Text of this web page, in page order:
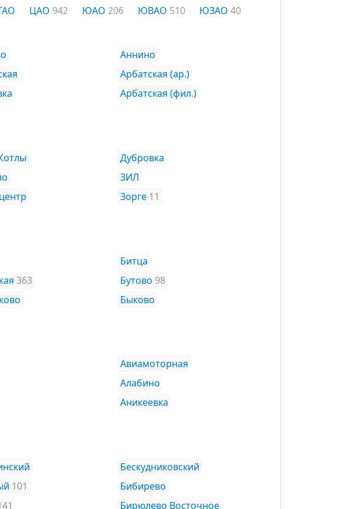
ЦАО 942 ЮАО 206 ЮВАО 510 ЮЗАО 40
Аннино
Арбатская (ар.)
Арбатская (фил.)
Дубровка
ЗИЛ
Зорге 11
363
Битца
Бутово 98
Быково
Авиамоторная
Алабино
Аникеевка
101
Бескудниковский
Бибирево
Бирюлево Восточное